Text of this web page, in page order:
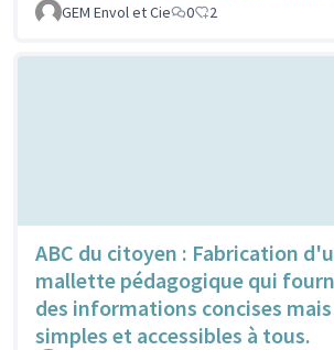
GEM Envol et Cie
0 2
ABC du citoyen : Fabrication
mallette pédagogique qui
des informations concises mais
simples et accessibles à tous.